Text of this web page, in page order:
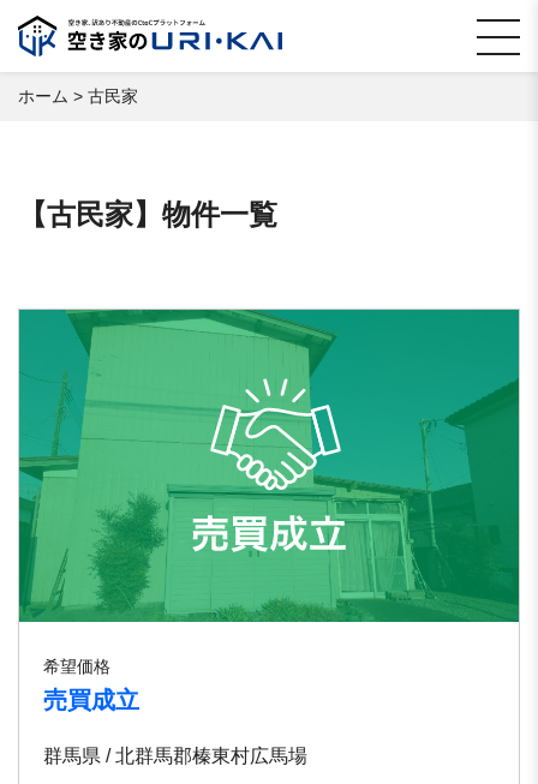
ホーム > 古民家
【古民家】物件一覧
希望価格
売買成立
群馬県 / 北群馬郡榛東村広馬場